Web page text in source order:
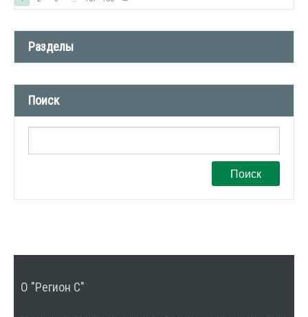
Разделы
Новости компании (509)
СМИ о нас (1)
Поиск
Поиск
О "Регион С"